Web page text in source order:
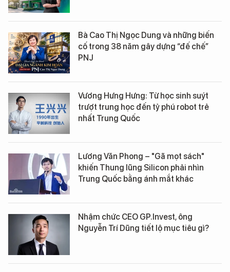
Bà Cao Thị Ngọc Dung và những biến
cố trong 38 năm gây dựng “đế chế”
PNJ
Vương Hưng Hưng: Từ học sinh suýt
trượt trung học đến tỷ phú robot trẻ
nhất Trung Quốc
Lương Văn Phong – "Gã mọt sách"
khiến Thung lũng Silicon phải nhìn
Trung Quốc bằng ánh mắt khác
Nhậm chức CEO GP.Invest, ông
Nguyễn Trí Dũng tiết lộ mục tiêu gì?